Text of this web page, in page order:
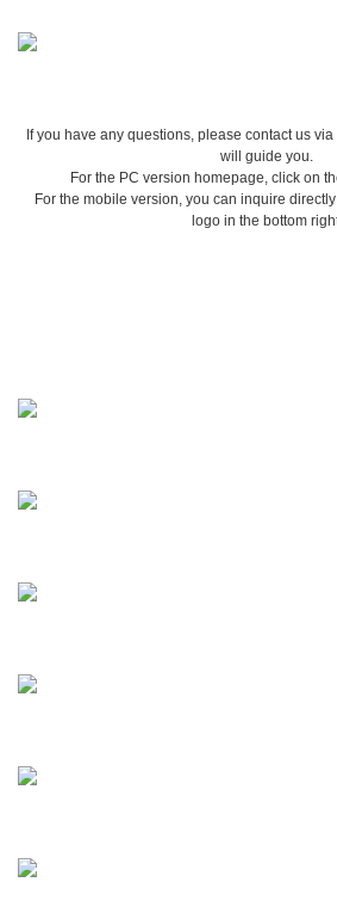
If you have any questions, please contact us
will guide you.
For the PC version homepage, click on
For the mobile version, you can inquire
logo in the bottom